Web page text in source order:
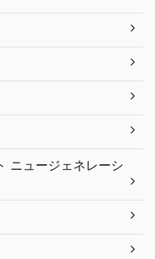
ニュージェネレーシ